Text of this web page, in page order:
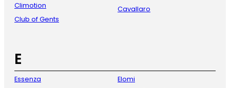
Climotion
Club of Gents
Cavallaro
E
Essenza
Elomi